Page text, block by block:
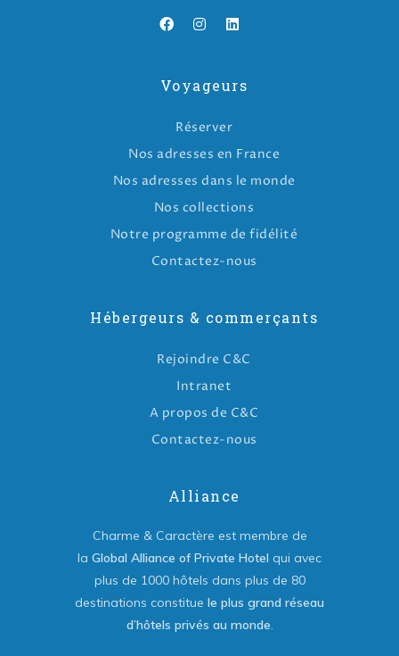
Voyageurs
Réserver
Nos adresses en France
Nos adresses dans le monde
Nos collections
Notre programme de fidélité
Contactez-nous
Hébergeurs & commerçants
Rejoindre C&C
Intranet
A propos de C&C
Contactez-nous
Alliance
Charme & Caractère est membre de
la Global Alliance of Private Hotel qui avec
plus de 1000 hôtels dans plus de 80
destinations constitue le plus grand réseau
d’hôtels privés au monde.